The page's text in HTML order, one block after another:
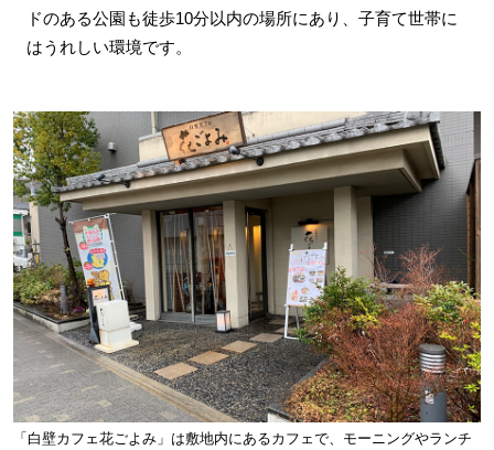
ドのある公園も徒歩10分以内の場所にあり、子育て世帯に
はうれしい環境です。
「白壁カフェ花ごよみ」は敷地内にあるカフェで、モーニングやランチ